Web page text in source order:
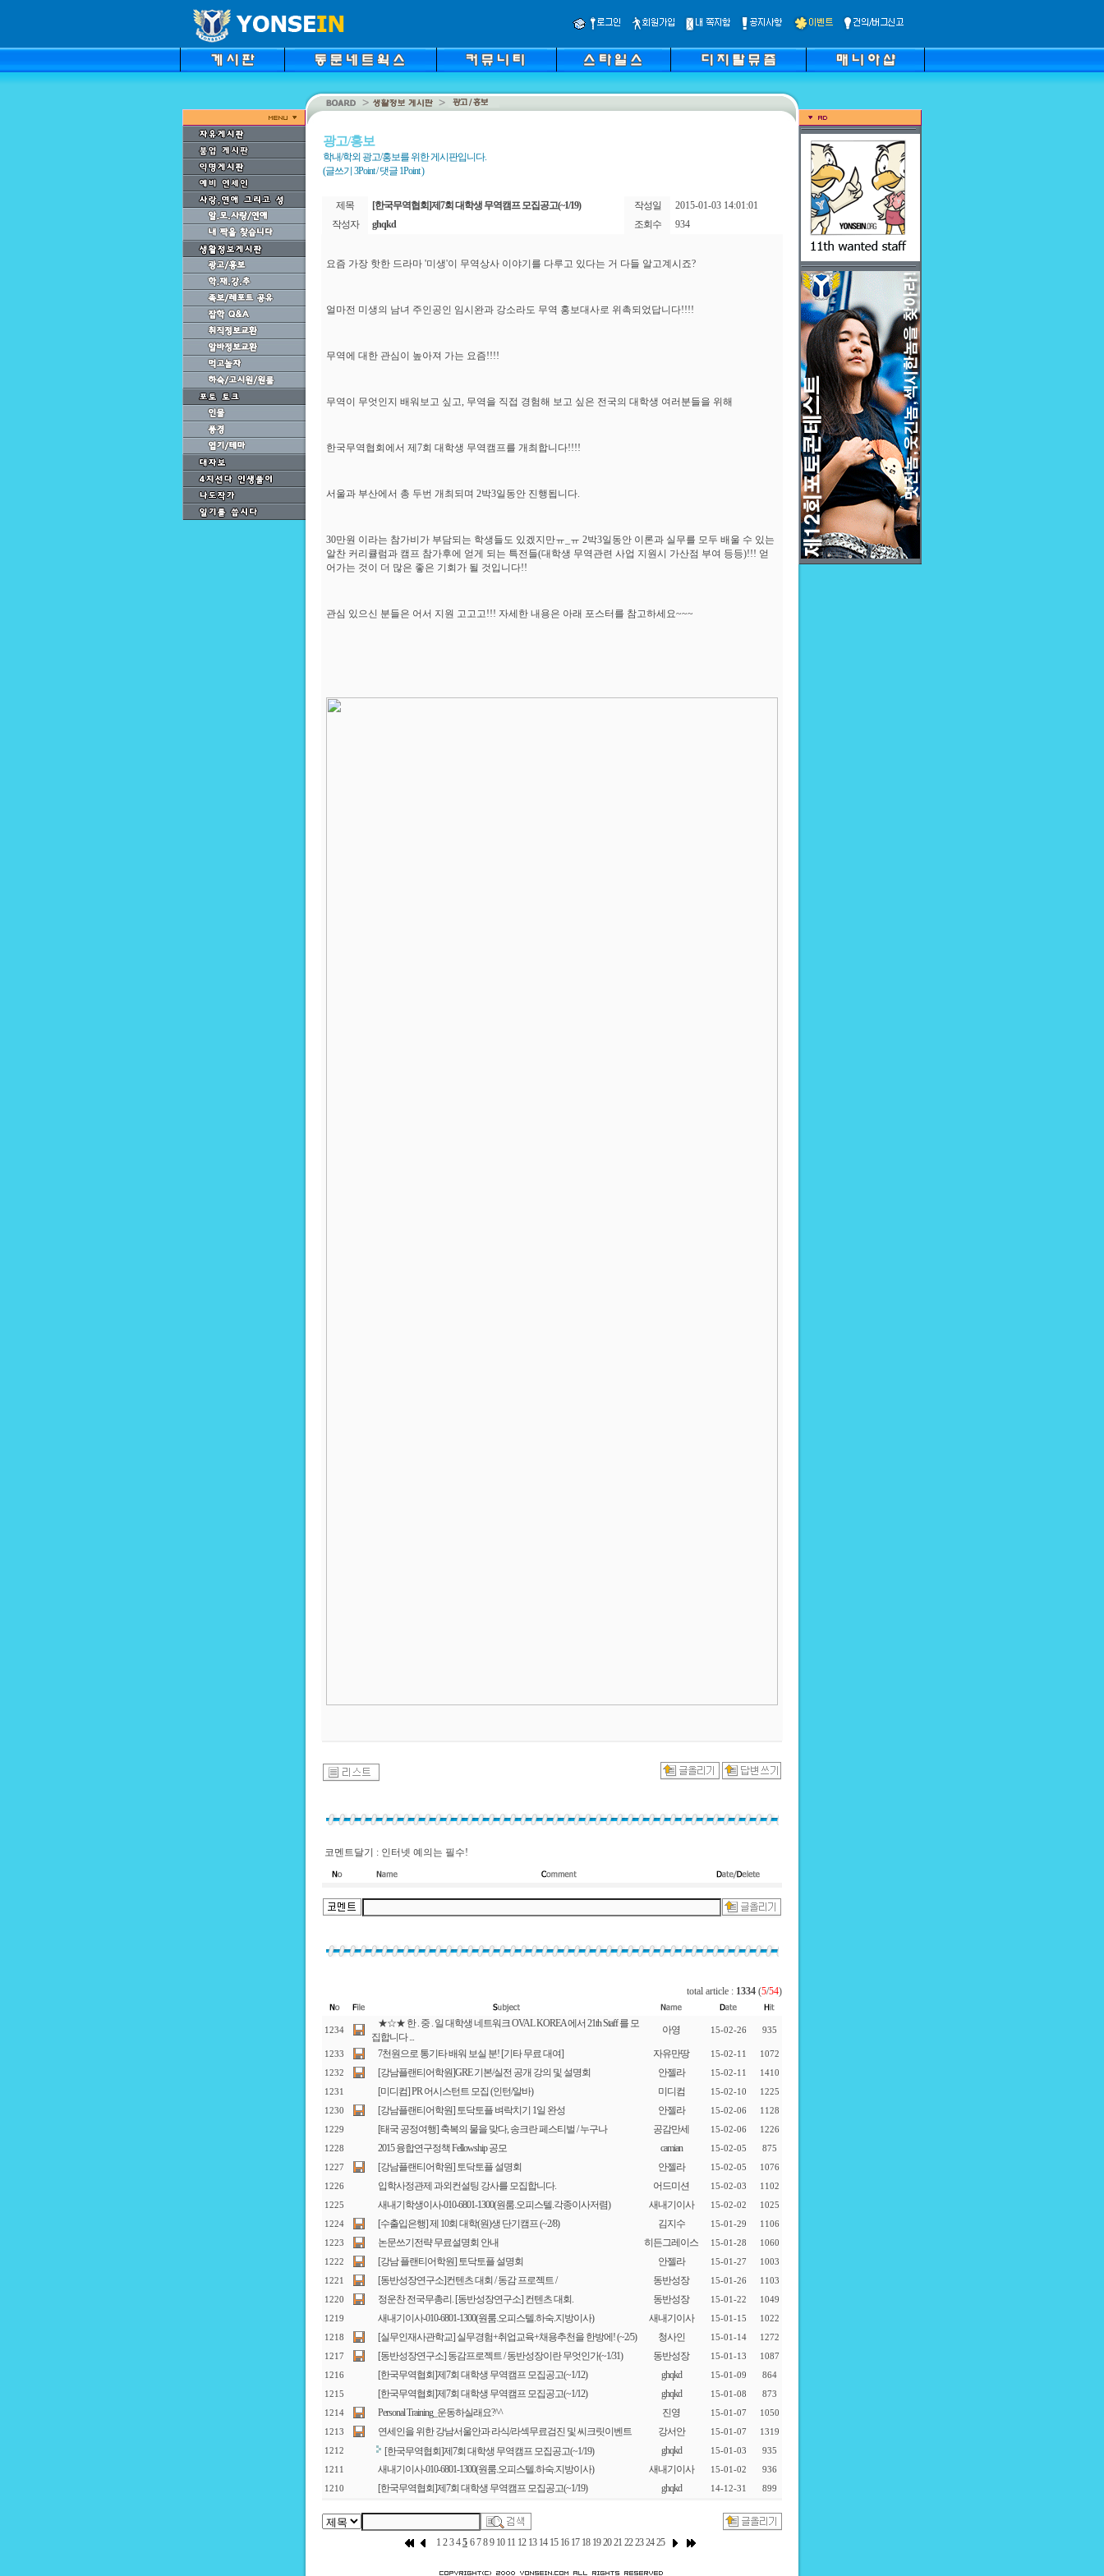
광고/홍보
학내/학외 광고/홍보를 위한 게시판입니다.
(글쓰기 3Point / 댓글 1Point )
제목 [한국무역협회]제7회 대학생 무역캠프 모집공고(~1/19) 작성일
2015-01-03 14:01:01
작성자
ghqkd 조회수 934
요즘 가장 핫한 드라마 '미생'이 무역상사 이야기를 다루고 있다는 거 다들 알고계시죠?
얼마전 미생의 남녀 주인공인 임시완과 강소라도 무역 홍보대사로 위촉되었답니다!!!!
무역에 대한 관심이 높아져 가는 요즘!!!!
무역이 무엇인지 배워보고 싶고, 무역을 직접 경험해 보고 싶은 전국의 대학생 여러분들을 위해
한국무역협회에서 제7회 대학생 무역캠프를 개최합니다!!!!
서울과 부산에서 총 두번 개최되며 2박3일동안 진행됩니다.
30만원 이라는 참가비가 부담되는 학생들도 있겠지만ㅠ_ㅠ 2박3일동안 이론과 실무를 모두 배울 수 있는
알찬 커리큘럼과 캠프 참가후에 얻게 되는 특전들(대학생 무역관련 사업 지원시 가산점 부여 등등)!!! 얻
어가는 것이 더 많은 좋은 기회가 될 것입니다!!
관심 있으신 분들은 어서 지원 고고고!!! 자세한 내용은 아래 포스터를 참고하세요~~~
코멘트달기 : 인터넷 예의는 필수!
total article : 1334 (5/54)
1234
★☆★ 한 . 중 . 일 대학생 네트워크 OVAL KOREA 에서 21th Staff 를 모
집합니다 ...
아영 15-02-26 935
1233 7천원으로 통기타 배워 보실 분! [기타 무료 대여] 자유만땅 15-02-11 1072
1232 [강남플랜티어학원]GRE 기본/실전 공개 강의 및 설명회 안젤라 15-02-11 1410
1231 [미디컴] PR 어시스턴트 모집 (인턴/알바) 미디컴 15-02-10 1225
1230 [강남플랜티어학원] 토닥토플 벼락치기 1일 완성 안젤라 15-02-06 1128
1229 [태국 공정여행] 축복의 물을 맞다, 송크란 페스티벌 / 누구나 공감만세 15-02-06 1226
1228 2015 융합연구정책 Fellowship 공모 camian 15-02-05 875
1227 [강남플랜티어학원] 토닥토플 설명회 안젤라 15-02-05 1076
1226 입학사정관제 과외컨설팅 강사를 모집합니다. 어드미션 15-02-03 1102
1225 새내기학생이사-010-6801-1300(원룸.오피스텔.각종이사저렴) 새내기이사 15-02-02 1025
1224 [수출입은행] 제 10회 대학(원)생 단기캠프 (~2/8) 김지수 15-01-29 1106
1223 논문쓰기전략 무료설명회 안내 히든그레이스 15-01-28 1060
1222 [강남 플랜티어학원] 토닥토플 설명회 안젤라 15-01-27 1003
1221 [동반성장연구소]컨텐츠 대회 / 동감 프로젝트 / 동반성장 15-01-26 1103
1220 정운찬 전국무총리. [동반성장연구소] 컨텐츠 대회. 동반성장 15-01-22 1049
1219 새내기이사-010-6801-1300(원룸.오피스텔.하숙.지방이사) 새내기이사 15-01-15 1022
1218 [실무인재사관학교] 실무경험+취업교육+채용추천을 한방에! (~2/5) 청사인 15-01-14 1272
1217 [동반성장연구소] 동감프로젝트 / 동반성장이란 무엇인가(~1/31) 동반성장 15-01-13 1087
1216 [한국무역협회]제7회 대학생 무역캠프 모집공고(~1/12) ghqkd 15-01-09 864
1215 [한국무역협회]제7회 대학생 무역캠프 모집공고(~1/12) ghqkd 15-01-08 873
1214 Personal Training_운동하실래요?^^ 진영 15-01-07 1050
1213 연세인을 위한 강남서울안과 라식/라섹무료검진 및 씨크릿이벤트 강서안 15-01-07 1319
1212 [한국무역협회]제7회 대학생 무역캠프 모집공고(~1/19) ghqkd 15-01-03 935
1211 새내기이사-010-6801-1300(원룸.오피스텔.하숙.지방이사) 새내기이사 15-01-02 936
1210 [한국무역협회]제7회 대학생 무역캠프 모집공고(~1/19) ghqkd 14-12-31 899
1 2 3 4 5 6 7 8 9 10 11 12 13 14 15 16 17 18 19 20 21 22 23 24 25